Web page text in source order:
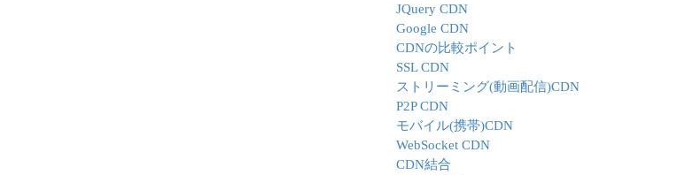
JQuery CDN
Google CDN
CDNの比較ポイント
SSL CDN
ストリーミング(動画配信)CDN
P2P CDN
モバイル(携帯)CDN
WebSocket CDN
CDN結合